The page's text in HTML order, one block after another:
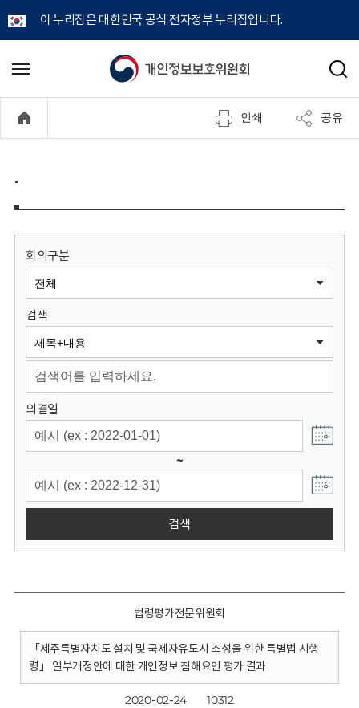
이 누리집은 대한민국 공식 전자정부 누리집입니다.
개
정
보
원
회
메
기
검
인쇄 공유
-
회의구분
검색
의결일
~
검색
법령평가전문위원회
「제주특별자치도 설치 및 국제자유도시 조성을 위한 특별법 시행
령」 일부개정안에 대한 개인정보 침해요인 평가 결과
2020-02-24 10312